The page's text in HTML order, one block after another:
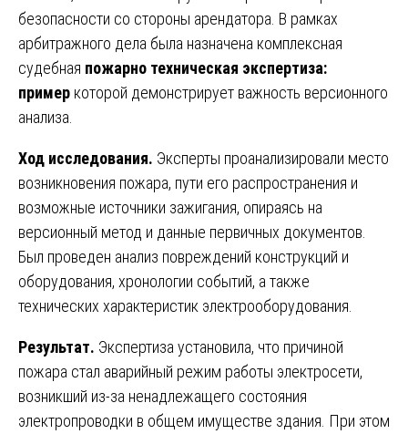
безопасности со стороны арендатора. В рамках
арбитражного дела была назначена комплексная
судебная пожарно техническая экспертиза:
пример которой демонстрирует важность версионного
анализа.
Ход исследования. Эксперты проанализировали место
возникновения пожара, пути его распространения и
возможные источники зажигания, опираясь на
версионный метод и данные первичных документов.
Был проведен анализ повреждений конструкций и
оборудования, хронологии событий, а также
технических характеристик электрооборудования.
Результат. Экспертиза установила, что причиной
пожара стал аварийный режим работы электросети,
возникший из-за ненадлежащего состояния
электропроводки в общем имуществе здания. При этом